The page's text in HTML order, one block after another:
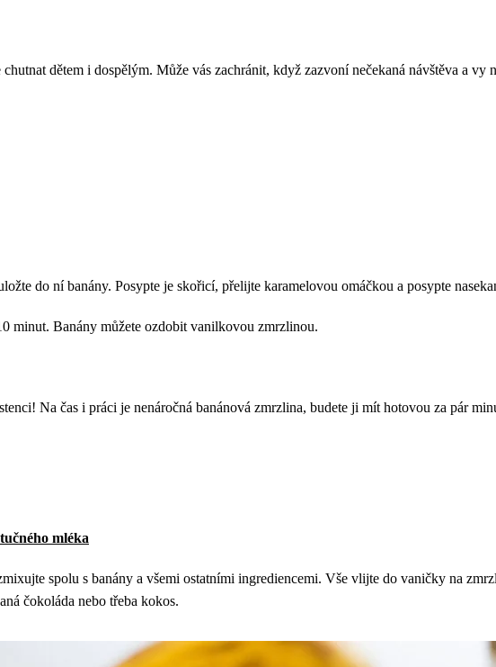
dětem i dospělým. Může vás zachránit, když zazvoní nečekaná návštěva a vy
do ní banány. Posypte je skořicí, přelijte karamelovou omáčkou a posypte
minut. Banány můžete ozdobit vanilkovou zmrzlinou.
Na čas i práci je nenáročná banánová zmrzlina, budete ji mít hotovou za pár
mléka
spolu s banány a všemi ostatními ingrediencemi. Vše vlijte do vaničky na
čokoláda nebo třeba kokos.